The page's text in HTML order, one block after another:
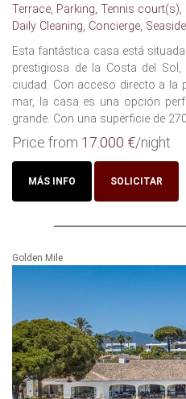
Terrace, Parking, Tennis
Daily Cleaning, Concierge, Seaside
Esta fantástica casa está
prestigiosa de la Costa del
ciudad. Con acceso directo a la
mar, la casa es una opción
grande. Con una superficie de
Price from 17.000 €/night
MÁS INFO SOLICITAR
Golden Mile